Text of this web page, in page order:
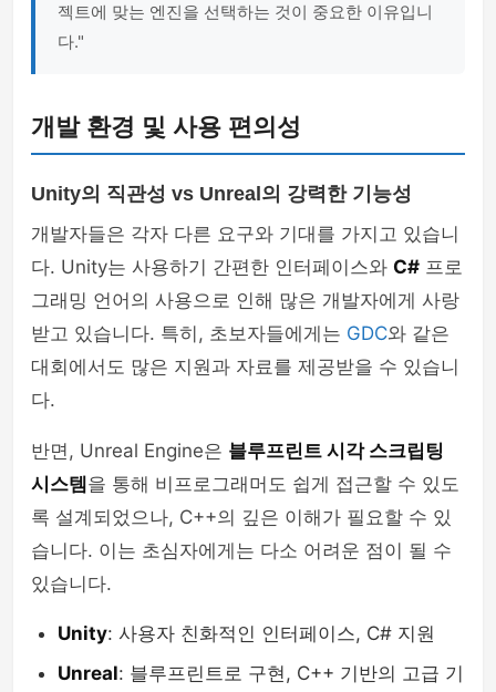
젝트에 맞는 엔진을 선택하는 것이 중요한 이유입니
다."
개발 환경 및 사용 편의성
Unity의 직관성 vs Unreal의 강력한 기능성
개발자들은 각자 다른 요구와 기대를 가지고 있습니
다. Unity는 사용하기 간편한 인터페이스와 C# 프로
그래밍 언어의 사용으로 인해 많은 개발자에게 사랑
받고 있습니다. 특히, 초보자들에게는 GDC와 같은
대회에서도 많은 지원과 자료를 제공받을 수 있습니
다.
반면, Unreal Engine은 블루프린트 시각 스크립팅
시스템 을 통해 비프로그래머도 쉽게 접근할 수 있도
록 설계되었으나, C++의 깊은 이해가 필요할 수 있
습니다. 이는 초심자에게는 다소 어려운 점이 될 수
있습니다.
Unity: 사용자 친화적인 인터페이스, C# 지원
Unreal: 블루프린트로 구현, C++ 기반의 고급 기